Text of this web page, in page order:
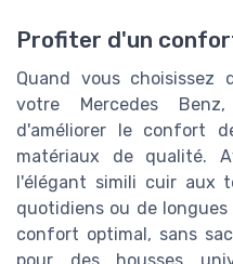
Profiter d'un
Quand vous choisissez
votre Mercedes
d'améliorer le confort
matériaux de qualité.
l'élégant simili cuir aux
quotidiens ou de
confort optimal, sans